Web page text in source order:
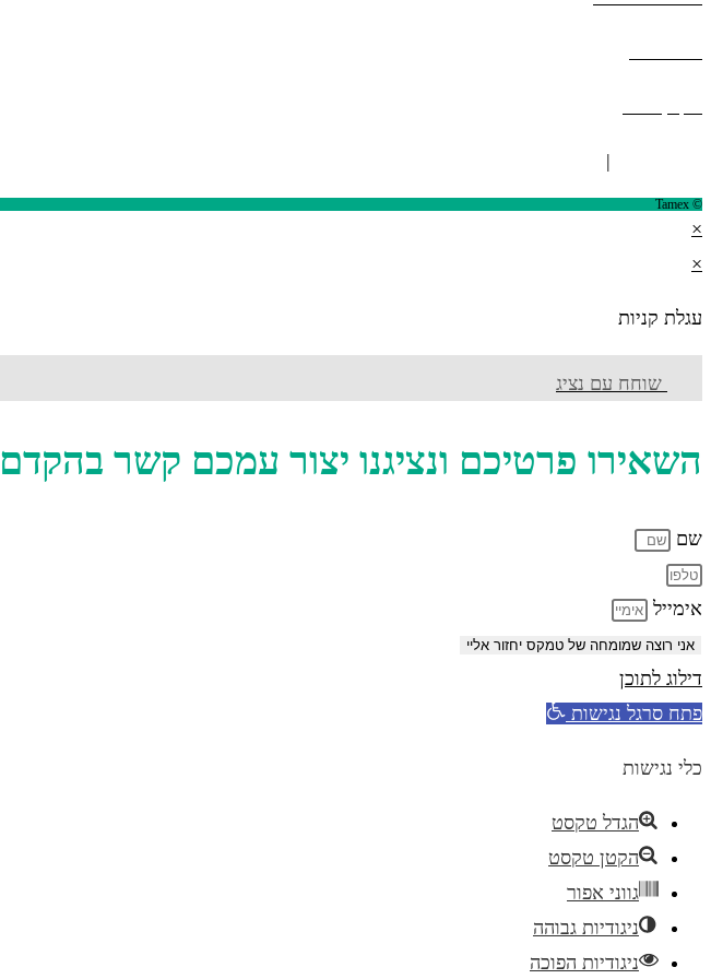
|
© Tamex
×
×
עגלת קניות
שוחח עם נציג
השאירו פרטיכם ונציגנו יצור עמכם קשר בהקדם
שם
אימייל
אני רוצה שמומחה של טמקס יחזור אליי
דילוג לתוכן
פתח סרגל נגישות
כלי נגישות
הגדל טקסט
הקטן טקסט
גווני אפור
ניגודיות גבוהה
ניגודיות הפוכה